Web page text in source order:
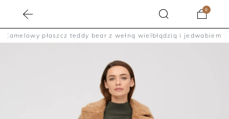
0
Camelowy płaszcz teddy bear z wełną wielbłądzią i jedwabiem